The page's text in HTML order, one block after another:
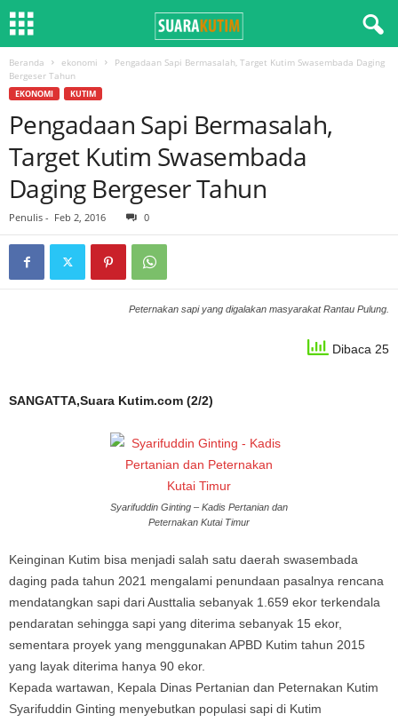
Beranda ekonomi
Pengadaan Sapi Bermasalah, Target Kutim Swasembada Daging
Bergeser Tahun
EKONOMI KUTIM
Pengadaan Sapi Bermasalah,
Target Kutim Swasembada
Daging Bergeser Tahun
Penulis - Feb 2, 2016 0
Peternakan sapi yang digalakan masyarakat Rantau Pulung.
Dibaca 25
SANGATTA,Suara Kutim.com (2/2)
Syarifuddin Ginting – Kadis Pertanian dan
Peternakan Kutai Timur
Keinginan Kutim bisa menjadi salah satu daerah swasembada
daging pada tahun 2021 mengalami penundaan pasalnya rencana
mendatangkan sapi dari Austtalia sebanyak 1.659 ekor terkendala
pendaratan sehingga sapi yang diterima sebanyak 15 ekor,
sementara proyek yang menggunakan APBD Kutim tahun 2015
yang layak diterima hanya 90 ekor.
Kepada wartawan, Kepala Dinas Pertanian dan Peternakan Kutim
Syarifuddin Ginting menyebutkan populasi sapi di Kutim